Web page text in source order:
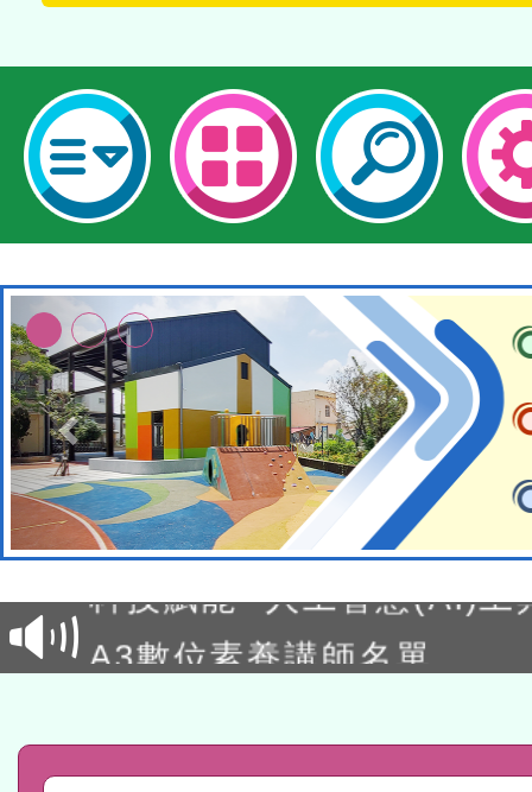
本館辦理115年度閱讀磐
程
A3數位素養講師名單
t」
有關大陸委員會函釋公務